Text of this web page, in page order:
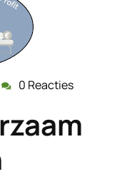
thegiftofnature
0 Reacties